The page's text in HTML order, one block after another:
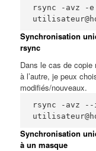
rsync -avz -
Synchronisation
rsync
Dans le cas de copie
à l’autre, je peux
modifiés/nouveaux.
rsync -avz
Synchronisation
à un masque